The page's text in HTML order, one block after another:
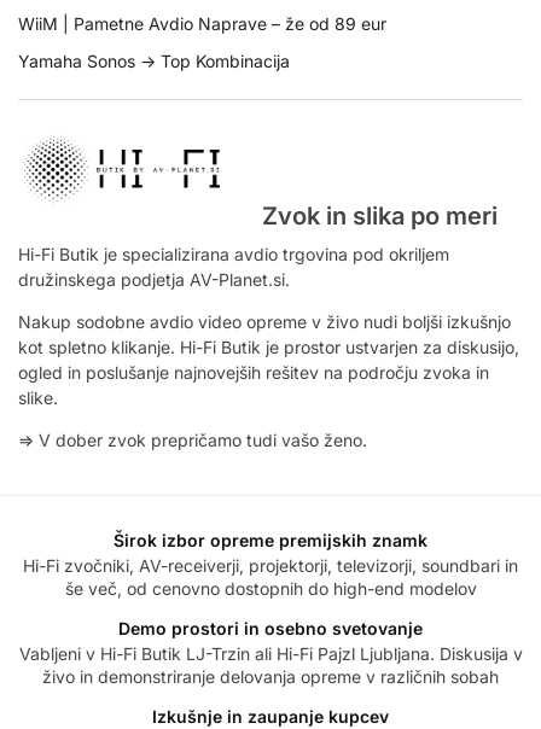
WiiM | Pametne Avdio Naprave – že od 89 eur
Yamaha Sonos -> Top Kombinacija
Zvok in slika po meri
Hi-Fi Butik je specializirana avdio trgovina pod okriljem
družinskega podjetja AV-Planet.si.
Nakup sodobne avdio video opreme v živo nudi boljši izkušnjo
kot spletno klikanje. Hi-Fi Butik je prostor ustvarjen za diskusijo,
ogled in poslušanje najnovejših rešitev na področju zvoka in
slike.
=> V dober zvok prepričamo tudi vašo ženo.
Širok izbor opreme premijskih znamk
Hi-Fi zvočniki, AV-receiverji, projektorji, televizorji, soundbari in
še več, od cenovno dostopnih do high-end modelov
Demo prostori in osebno svetovanje
Vabljeni v Hi-Fi Butik LJ-Trzin ali Hi-Fi Pajzl Ljubljana. Diskusija v
živo in demonstriranje delovanja opreme v različnih sobah
Izkušnje in zaupanje kupcev